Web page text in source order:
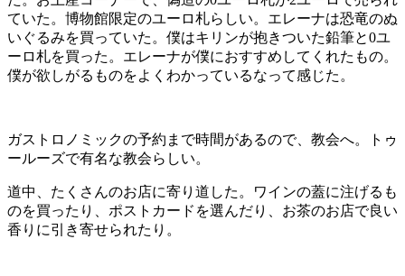
ていた。博物館限定のユーロ札らしい。エレーナは恐竜のぬ
いぐるみを買っていた。僕はキリンが抱きついた鉛筆と0ユ
ーロ札を買った。エレーナが僕におすすめしてくれたもの。
僕が欲しがるものをよくわかっているなって感じた。
ガストロノミックの予約まで時間があるので、教会へ。トゥ
ールーズで有名な教会らしい。
道中、たくさんのお店に寄り道した。ワインの蓋に注げるも
のを買ったり、ポストカードを選んだり、お茶のお店で良い
香りに引き寄せられたり。